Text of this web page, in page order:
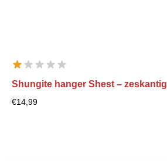
Shungite hanger Shest – zeskantig
€14,99